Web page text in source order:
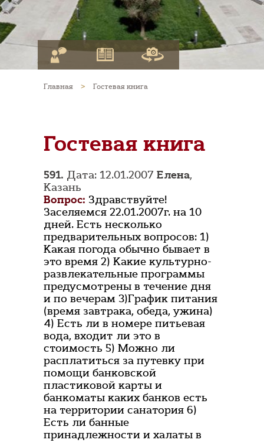
Главная > Гостевая книга
Гостевая книга
591. Дата: 12.01.2007 Елена,
Казань
Вопрос: Здравствуйте!
Заселяемся 22.01.2007г. на 10
дней. Есть несколько
предварительных вопросов: 1)
Какая погода обычно бывает в
это время 2) Какие культурно-
развлекательные программы
предусмотрены в течение дня
и по вечерам 3)График питания
(время завтрака, обеда, ужина)
4) Есть ли в номере питьевая
вода, входит ли это в
стоимость 5) Можно ли
расплатиться за путевку при
помощи банковской
пластиковой карты и
банкоматы каких банков есть
на территории санатория 6)
Есть ли банные
принадлежности и халаты в